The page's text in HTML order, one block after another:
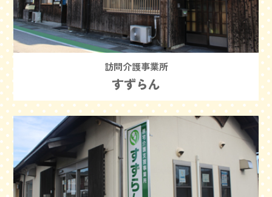
訪問介護事業所
すずらん